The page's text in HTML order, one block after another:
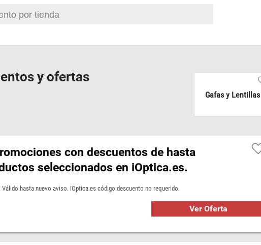
Gafas y Lentillas
y ofertas
con descuentos de hasta
seleccionados en iOptica.es.
Válido hasta nuevo aviso. iOptica.es código descuento no requerido.
Ver Oferta